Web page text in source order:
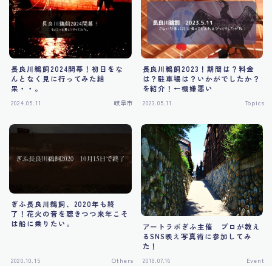
Tourism
長良川鵜飼2024開幕！初日をな
んとなく見に行ってみた結
果・・。
2024.05.11 岐阜市
長良川鵜飼2023！期間は？料金
は？駐車場は？いかがでしたか？
を紹介！←機嫌悪い
2023.05.11 Topics
ぎふ長良川鵜飼、2020年も終
了！花火の音を聴きつつ来年こそ
は船に乗りたい。
2020.10.15 Others
アートラボぎふ主催 プロが教え
るSNS映え写真術に参加してみ
た！
2018.07.16 Event